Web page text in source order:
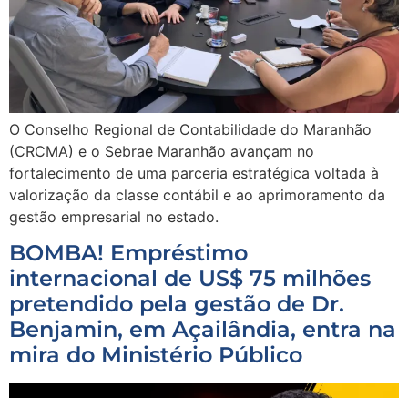
O Conselho Regional de Contabilidade do Maranhão
(CRCMA) e o Sebrae Maranhão avançam no
fortalecimento de uma parceria estratégica voltada à
valorização da classe contábil e ao aprimoramento da
gestão empresarial no estado.
BOMBA! Empréstimo
internacional de US$ 75 milhões
pretendido pela gestão de Dr.
Benjamin, em Açailândia, entra na
mira do Ministério Público